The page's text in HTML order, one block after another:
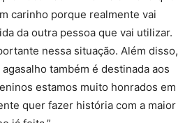
carinho porque realmente vai
da outra pessoa que vai utilizar.
nessa situação. Além disso,
também é destinada aos
estamos muito honrados em
quer fazer história com a maior